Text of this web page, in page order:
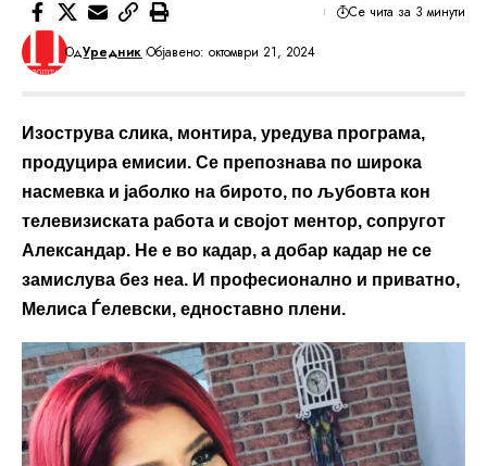
ОдУредник Објавено: октомври 21, 2024
Се чита за 3 минути
Изострува слика, монтира, уредува програма,
продуцира емисии. Се препознава по широка
насмевка и јаболко на бирото, по љубовта кон
телевизиската работа и својот ментор, сопругот
Александар. Не е во кадар, а добар кадар не се
замислува без неа. И професионално и приватно,
Мелиса Ѓелевски, едноставно плени.